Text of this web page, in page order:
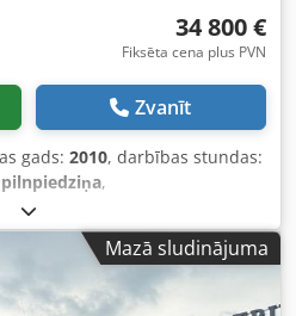
34 800 €
Fiksēta cena plus PVN
Zvanīt
gads: 2010, darbības stundas:
pilnpiedziņa,
Mazā sludinājuma